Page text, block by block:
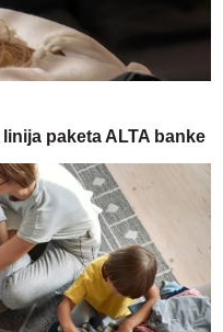
paketa ALTA banke